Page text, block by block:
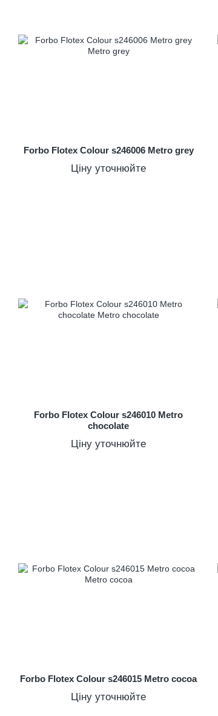
Forbo Flotex Colour s246006 Metro grey
Ціну уточнюйте
Forbo Flotex Colour s246010 Metro
chocolate
Ціну уточнюйте
Forbo Flotex Colour s246015 Metro cocoa
Ціну уточнюйте